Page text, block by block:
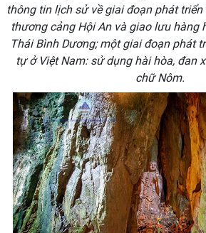
thông tin lịch sử về giai đoạn phát
thương cảng Hội An và giao lưu hàng
Thái Bình Dương; một giai đoạn phát
tự ở Việt Nam: sử dụng hài hòa, đan
chữ Nôm.